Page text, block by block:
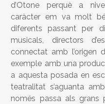
d’Otone perquè a
caràcter em va molt
diferents passant per
musicals, directors
connectat amb l’origen
exemple amb una
a aquesta posada en
teatralitat s’aguanta
només passa als grans